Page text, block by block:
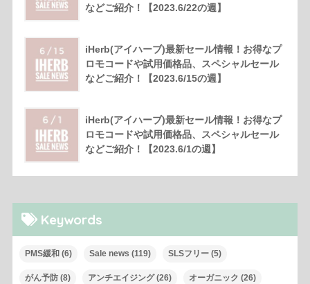
などご紹介！【2023.6/22の週】
iHerb(アイハーブ)最新セール情報！お得なプ
ロモコードや試用価格品、スペシャルセール
などご紹介！【2023.6/15の週】
iHerb(アイハーブ)最新セール情報！お得なプ
ロモコードや試用価格品、スペシャルセール
などご紹介！【2023.6/1の週】
Keywords
PMS緩和 (6) Sale news (119) SLSフリー(5)
がん予防(8) アンチエイジング(26) オーガニック (26)